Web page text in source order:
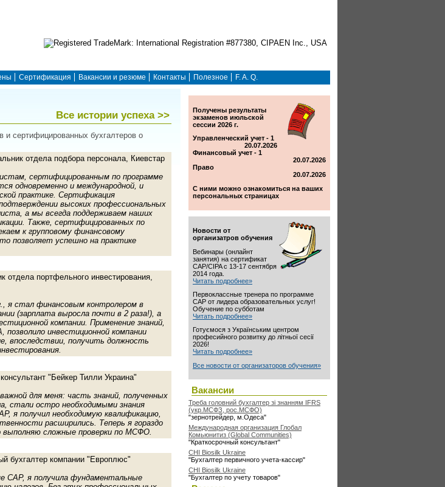
Сертификация Вакансии и резюме Контакты Полезное F. A. Q.
Все истории успеха >>
и сертифицированных бухгалтеров о
отдела подбора персонала, Киевстар
сертифицированным по программе
одновременно и международной, и
практикe. Сертификация
высоких профессиональных
а мы всегда поддерживаем наших
Также, сертифицированных по
к групповому финансовому
позволяет успешно на практике
отдела портфельного инвестирования,
я стал финансовым контролером в
(зарплата выросла почти в 2 раза!), а
компании. Применение знаний,
позволило инвестиционной компании
впоследствии, получить должность
"Бейкер Тилли Украина"
для меня: часть знаний, полученных
стали остро необходимыми знания
я получил необходимую квалификацию,
расширились. Теперь я гораздо
выполняю сложные проверки по МСФО.
бухгалтер компании "Европлюс"
CAP, я получила фундаментальные
Получены результаты
экзаменов июльской
сессии 2026 г.
Управленческий учет - 1
20.07.2026
Финансовый учет - 1
20.07.2026
Право
20.07.2026
С ними можно ознакомиться на ваших
персональных страницах
Новости от
организатров обучения
Вебинары (онлайнт
занятия) на сертификат
CAP/CIPA с 13-17 сентября
2014 года.
Читать подробнее»
Первоклассные тренера по программе
САР от лидера образовательных услуг!
Обучение по субботам
Читать подробнее»
Готуємося з Українським центром
професийного розвитку до літньої сесії
2026!
Читать подробнее»
Все новости от организаторов обучения»
Вакансии
Треба головний бухгалтер зі знанням IFRS
(укр.МСФЗ, рос.МСФО)
"зернотрейдер, м.Одеса"
Международная организация Глобал
Комьюнитиз (Global Communities)
"Краткосрочный консультант"
CHI Biosilk Ukraine
"Бухгалтер первичного учета-кассир"
CHI Biosilk Ukraine
"Бухгалтер по учету товаров"